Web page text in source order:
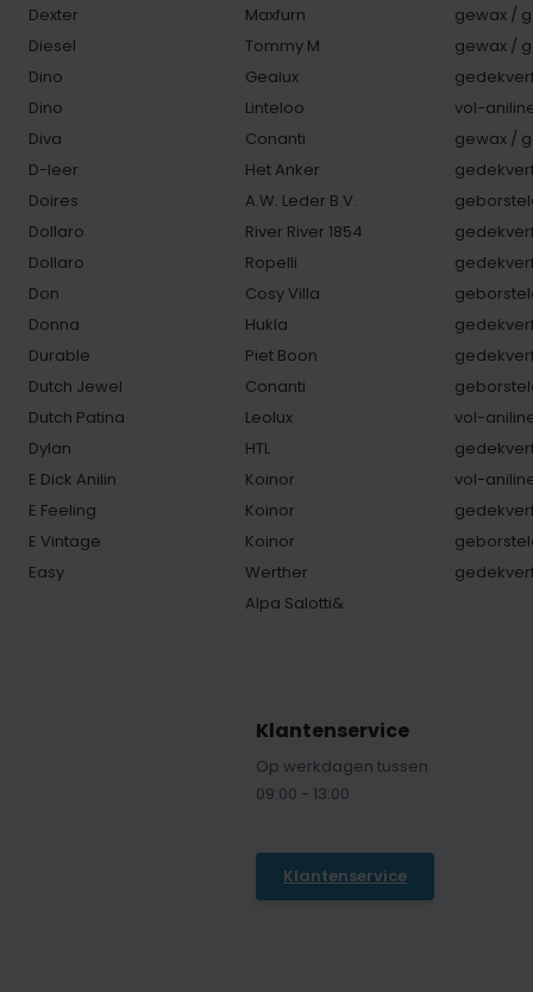
Dexter
Maxfurn
gewax /
Diesel
Tommy M
gewax /
Dino
Gealux
Dino
Linteloo
vol-
Diva
Conanti
gewax /
D-leer
Het Anker
Doires
A.W. Leder B.V.
Dollaro
River River 1854
Dollaro
Ropelli
Don
Cosy Villa
Donna
Hukla
Durable
Piet Boon
Dutch Jewel
Conanti
Dutch Patina
Leolux
vol-
Dylan
HTL
E Dick Anilin
Koinor
vol-
E Feeling
Koinor
E Vintage
Koinor
Easy
Werther
Alpa Salotti&
Klantenservice
Op werkdagen tussen
09:00 - 13:00
Klantenservice